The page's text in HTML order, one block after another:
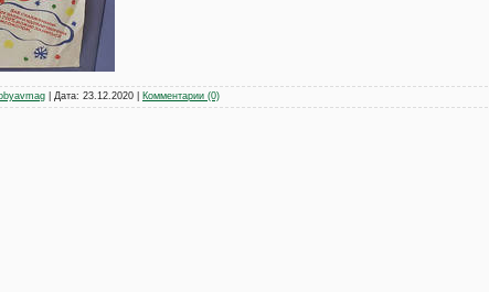
| Дата: 23.12.2020 Комментарии (0)